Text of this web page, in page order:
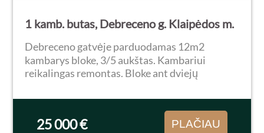
1 kamb. butas, Debreceno g. Klaipėdos m.
Debreceno gatvėje parduodamas 12m2
kambarys bloke, 3/5 aukštas. Kambariui
reikalingas remontas. Bloke ant dviejų
gyventi, aplink daug mokyklų ir darželių,
netoliese IKI prekybos centras...
25 000 € PLAČIAU